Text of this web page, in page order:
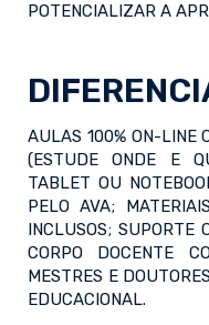
POTENCIALIZAR A
AULAS 100% ON-LINE
(ESTUDE ONDE E
TABLET OU
PELO AVA;
INCLUSOS; SUPORTE
CORPO DOCENTE
MESTRES E
EDUCACIONAL.